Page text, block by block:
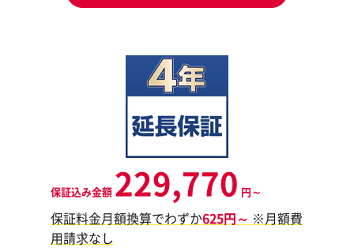
保証込み金額 229,770 円～
保証料金月額換算でわずか625円～ ※月額費
用請求なし